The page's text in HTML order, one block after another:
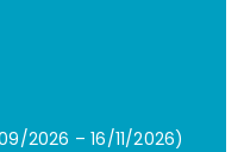
2026 – 16/11/2026)